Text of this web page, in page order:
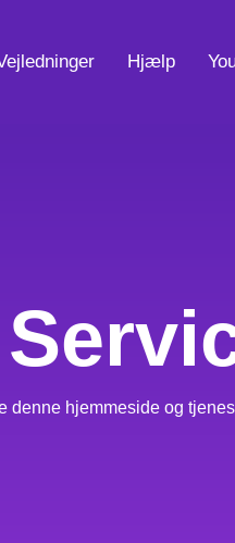
Hjælp
denne hjemmeside og